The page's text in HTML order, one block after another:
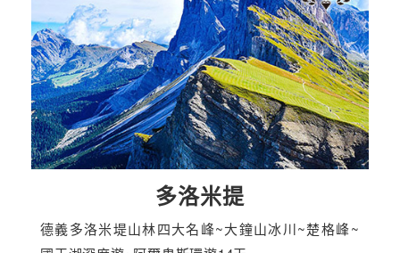
多洛米提
德義多洛米堤山林四大名峰~大鐘山冰川~楚格峰~